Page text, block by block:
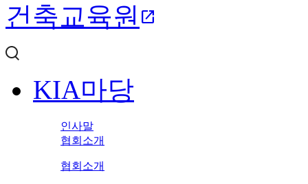
건축교육원 open_in_new
KIA마당
인사말
협회소개
협회소개